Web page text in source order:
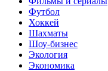
Футбол
Хоккей
Шахматы
Шоу-бизнес
Экология
Экономика